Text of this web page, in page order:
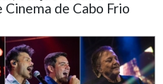
de Cabo Frio